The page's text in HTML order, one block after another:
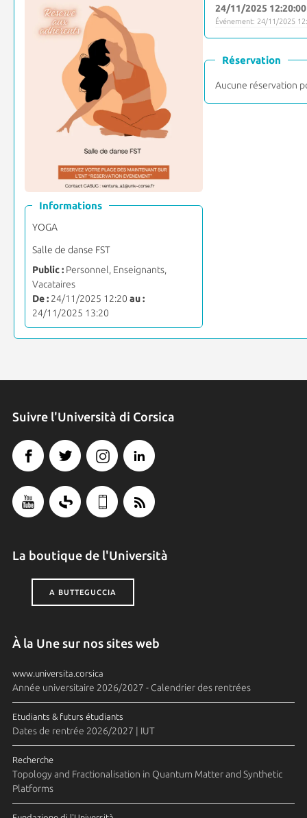
Informations
YOGA
Salle de danse FST
Public :Personnel, Enseignants,
Vacataires
De :24/11/2025 12:20 au :
24/11/2025 13:20
24/11/2025 12:20:00
Événement: 24/11/2025
Réservation
Aucune réservation
Suivre l'Università di Corsica
La boutique de l'Università
A BUTTEGUCCIA
À la Une sur nos sites web
www.universita.corsica
Année universitaire 2026/2027 - Calendrier des rentrées
Etudiants & futurs étudiants
Dates de rentrée 2026/2027 | IUT
Recherche
Topology and Fractionalisation in Quantum Matter and Synthetic
Platforms